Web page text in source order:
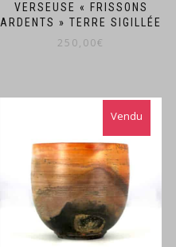
VERSEUSE « FRISSONS
ARDENTS » TERRE SIGILLÉE
250,00€